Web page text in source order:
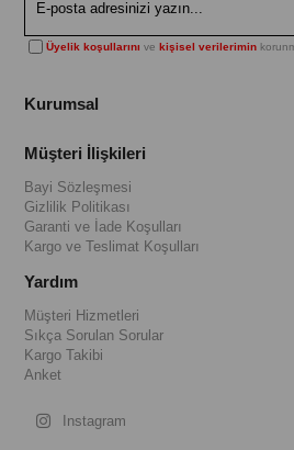
Üyelik koşullarını vekişisel verilerimin
Kurumsal
Müşteri İlişkileri
Bayi Sözleşmesi
Gizlilik Politikası
Garanti ve İade Koşulları
Kargo ve Teslimat Koşulları
Yardım
Müşteri Hizmetleri
Sıkça Sorulan Sorular
Kargo Takibi
Anket
Instagram